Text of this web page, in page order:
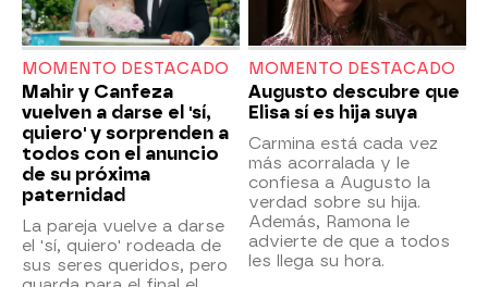
MOMENTO DESTACADO
Mahir y Canfeza
vuelven a darse el 'sí,
quiero' y sorprenden a
todos con el anuncio
de su próxima
paternidad
La pareja vuelve a darse
el 'sí, quiero' rodeada de
sus seres queridos, pero
MOMENTO DESTACADO
Augusto descubre que
Elisa sí es hija suya
Carmina está cada vez
más acorralada y le
confiesa a Augusto la
verdad sobre su hija.
Además, Ramona le
advierte de que a todos
les llega su hora.